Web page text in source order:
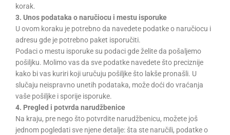
korak.
3. Unos podataka o naručiocu i mestu isporuke
U ovom koraku je potrebno da navedete podatke o naručiocu i
adresu gde je potrebno paket isporučiti.
Podaci o mestu isporuke su podaci gde želite da pošaljemo
pošiljku. Molimo vas da sve podatke navedete što preciznije
kako bi vas kuriri koji uručuju pošiljke što lakše pronašli. U
slučaju neispravno unetih podataka, može doći do vraćanja
vaše pošiljke i sporije isporuke.
4. Pregled i potvrda narudžbenice
Na kraju, pre nego što potvrdite narudžbenicu, možete još
jednom pogledati sve njene detalje: šta ste naručili, podatke o